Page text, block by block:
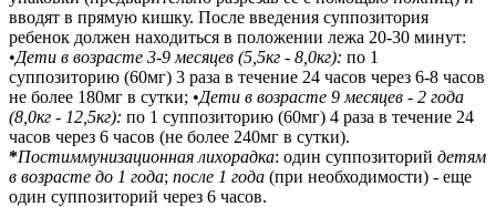
вводят в прямую кишку. После введения суппозитория
ребенок должен находиться в положении лежа 20-30 минут:
•Дети в возрасте 3-9 месяцев (5,5кг - 8,0кг): по 1
суппозиторию (60мг) 3 раза в течение 24 часов через 6-8 часов
не более 180мг в сутки; •Дети в возрасте 9 месяцев - 2 года
(8,0кг - 12,5кг): по 1 суппозиторию (60мг) 4 раза в течение 24
часов через 6 часов (не более 240мг в сутки).
*Постиммунизационная лихорадка: один суппозиторий детям
в возрасте до 1 года; после 1 года (при необходимости) - еще
один суппозиторий через 6 часов.